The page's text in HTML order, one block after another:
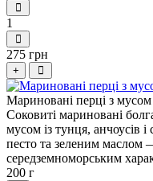
1
275 грн
+
Мариновані перці з мусом
Соковиті мариновані
мусом із тунця, анчоусів
песто та зеленим маслом
середземноморським
200 г